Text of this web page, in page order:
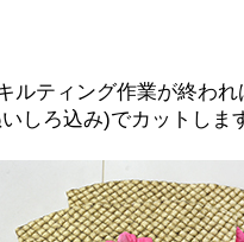
ルティング作業が終わ
しろ込み)でカットしま